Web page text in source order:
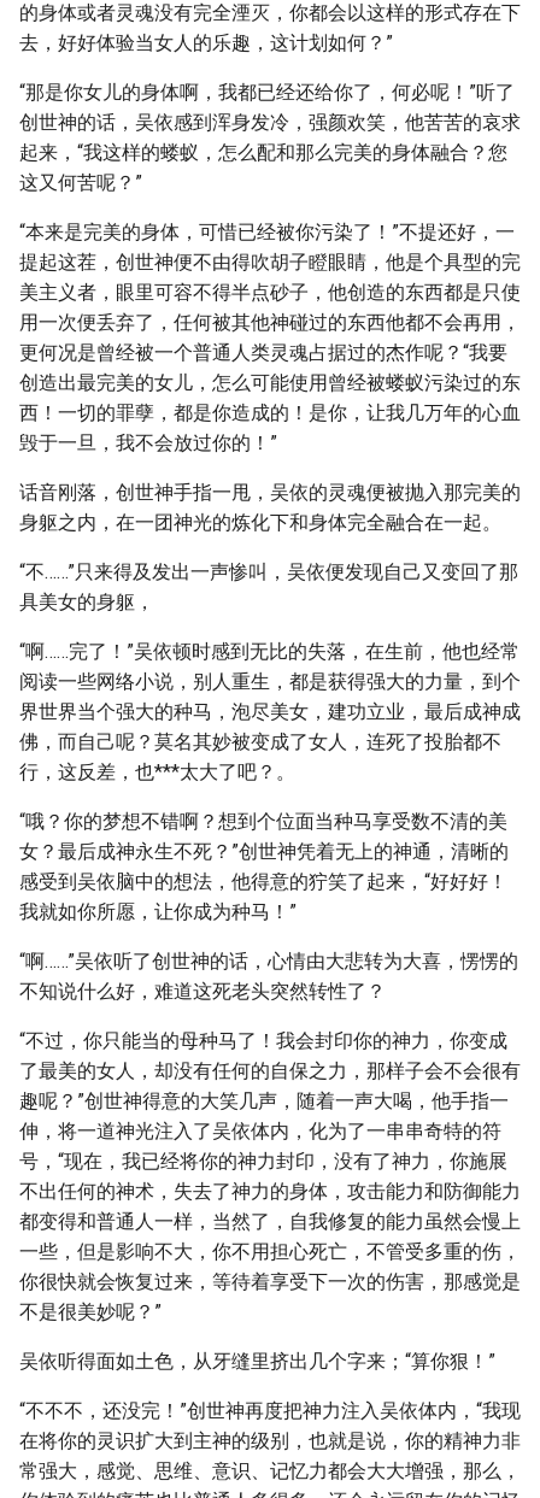
的身体或者灵魂没有完全湮灭，你都会以这样的形式存在下
去，好好体验当女人的乐趣，这计划如何？”
“那是你女儿的身体啊，我都已经还给你了，何必呢！”听了
创世神的话，吴依感到浑身发冷，强颜欢笑，他苦苦的哀求
起来，“我这样的蝼蚁，怎么配和那么完美的身体融合？您
这又何苦呢？”
“本来是完美的身体，可惜已经被你污染了！”不提还好，一
提起这茬，创世神便不由得吹胡子瞪眼睛，他是个具型的完
美主义者，眼里可容不得半点砂子，他创造的东西都是只使
用一次便丢弃了，任何被其他神碰过的东西他都不会再用，
更何况是曾经被一个普通人类灵魂占据过的杰作呢？“我要
创造出最完美的女儿，怎么可能使用曾经被蝼蚁污染过的东
西！一切的罪孽，都是你造成的！是你，让我几万年的心血
毁于一旦，我不会放过你的！”
话音刚落，创世神手指一甩，吴依的灵魂便被抛入那完美的
身躯之内，在一团神光的炼化下和身体完全融合在一起。
“不……”只来得及发出一声惨叫，吴依便发现自己又变回了那
具美女的身躯，
“啊……完了！”吴依顿时感到无比的失落，在生前，他也经常
阅读一些网络小说，别人重生，都是获得强大的力量，到个
界世界当个强大的种马，泡尽美女，建功立业，最后成神成
佛，而自己呢？莫名其妙被变成了女人，连死了投胎都不
行，这反差，也***太大了吧？。
“哦？你的梦想不错啊？想到个位面当种马享受数不清的美
女？最后成神永生不死？”创世神凭着无上的神通，清晰的
感受到吴依脑中的想法，他得意的狞笑了起来，“好好好！
我就如你所愿，让你成为种马！”
“啊……”吴依听了创世神的话，心情由大悲转为大喜，愣愣的
不知说什么好，难道这死老头突然转性了？
“不过，你只能当的母种马了！我会封印你的神力，你变成
了最美的女人，却没有任何的自保之力，那样子会不会很有
趣呢？”创世神得意的大笑几声，随着一声大喝，他手指一
伸，将一道神光注入了吴依体内，化为了一串串奇特的符
号，“现在，我已经将你的神力封印，没有了神力，你施展
不出任何的神术，失去了神力的身体，攻击能力和防御能力
都变得和普通人一样，当然了，自我修复的能力虽然会慢上
一些，但是影响不大，你不用担心死亡，不管受多重的伤，
你很快就会恢复过来，等待着享受下一次的伤害，那感觉是
不是很美妙呢？”
吴依听得面如土色，从牙缝里挤出几个字来；“算你狠！”
“不不不，还没完！”创世神再度把神力注入吴依体内，“我现
在将你的灵识扩大到主神的级别，也就是说，你的精神力非
常强大，感觉、思维、意识、记忆力都会大大增强，那么，